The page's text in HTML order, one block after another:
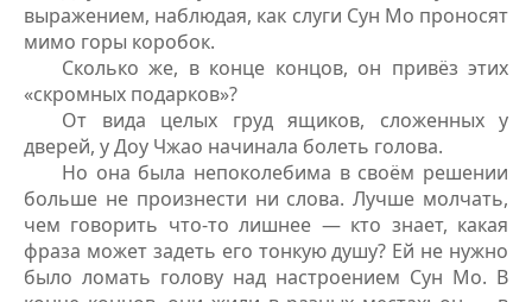
выражением, наблюдая, как слуги Сун Мо проносят
мимо горы коробок.
Сколько же, в конце концов, он привёз этих
«скромных подарков»?
От вида целых груд ящиков, сложенных у
дверей, у Доу Чжао начинала болеть голова.
Но она была непоколебима в своём решении
больше не произнести ни слова. Лучше молчать,
чем говорить что-то лишнее — кто знает, какая
фраза может задеть его тонкую душу? Ей не нужно
было ломать голову над настроением Сун Мо. В